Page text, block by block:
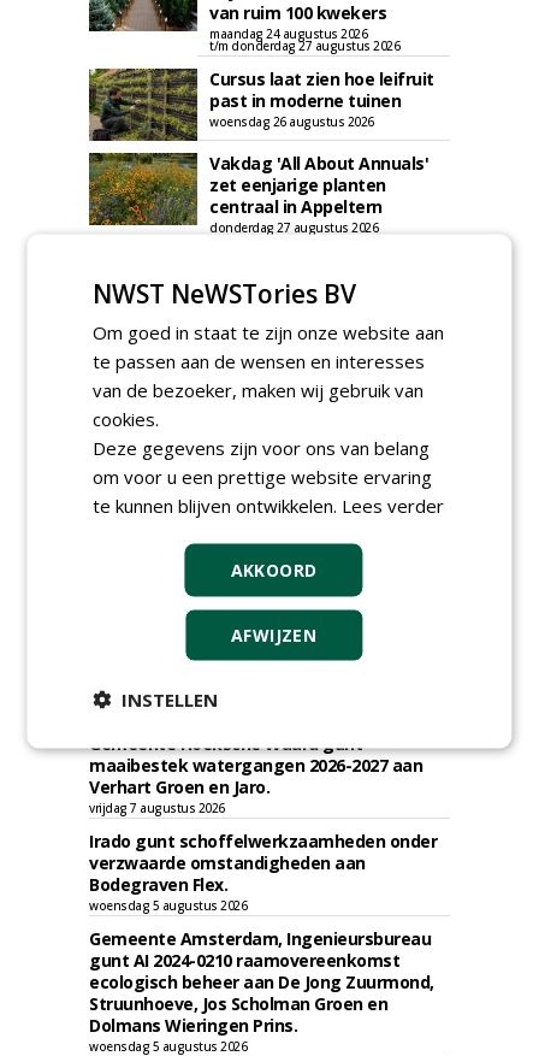
van ruim 100 kwekers
maandag 24 augustus 2026
t/m donderdag 27 augustus 2026
Cursus laat zien hoe leifruit
past in moderne tuinen
woensdag 26 augustus 2026
Vakdag 'All About Annuals'
zet eenjarige planten
centraal in Appeltern
donderdag 27 augustus 2026
ontmoetingsplek voor
stedelijk groen
dinsdag 15 september 2026
t/m vrijdag 18 september 2026
TENDERS
Gemeente Hoeksche Waard gunt
maaibestek watergangen 2026-2027 aan
Verhart Groen en Jaro.
vrijdag 7 augustus 2026
Irado gunt schoffelwerkzaamheden onder
verzwaarde omstandigheden aan
Bodegraven Flex.
woensdag 5 augustus 2026
Gemeente Amsterdam, Ingenieursbureau
gunt AI 2024-0210 raamovereenkomst
ecologisch beheer aan De Jong Zuurmond,
Struunhoeve, Jos Scholman Groen en
Dolmans Wieringen Prins.
woensdag 5 augustus 2026
NWST NeWSTories BV
Om goed in staat te zijn onze website aan
te passen aan de wensen en interesses
van de bezoeker, maken wij gebruik van
cookies.
Deze gegevens zijn voor ons van belang
om voor u een prettige website ervaring
te kunnen blijven ontwikkelen. Lees verder
AKKOORD
AFWIJZEN
INSTELLEN